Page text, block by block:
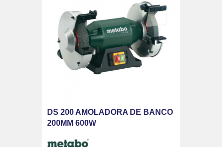
DS 200 AMOLADORA DE BANCO
200MM 600W